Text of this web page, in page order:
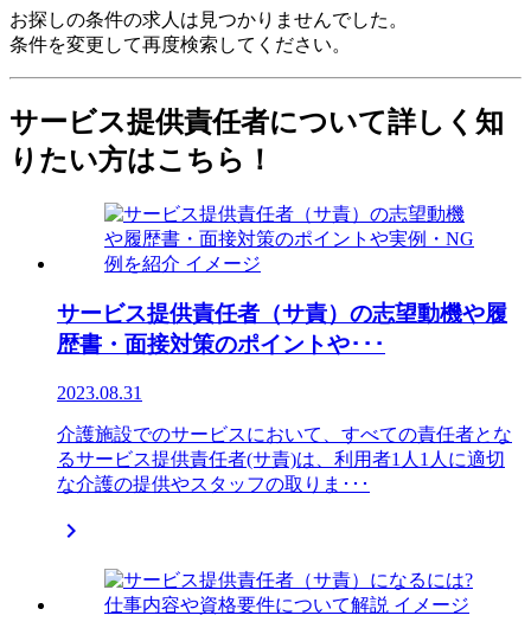
お探しの条件の求人は見つかりませんでした。
条件を変更して再度検索してください。
サービス提供責任者について詳しく知
りたい方はこちら！
サービス提供責任者（サ責）の志望動機や履
歴書・面接対策のポイントや･･･
2023.08.31
介護施設でのサービスにおいて、すべての責任者とな
るサービス提供責任者(サ責)は、利用者1人1人に適切
な介護の提供やスタッフの取りま･･･
